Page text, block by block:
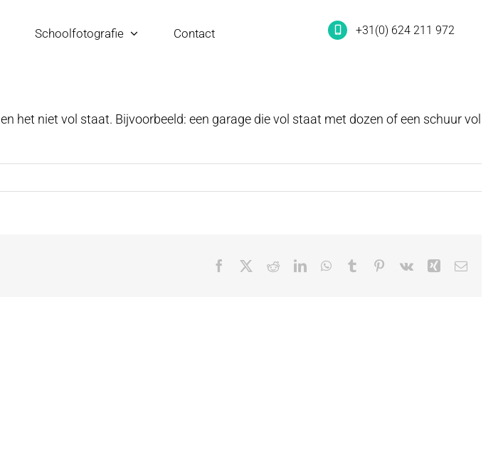
Schoolfotografie Contact +31(0) 624 211 972
het niet vol staat. Bijvoorbeeld: een garage die vol staat met dozen of een schuur vol
Facebook RedditLinkedInWhatsApp
TumblrPinterest
Vk XingE-